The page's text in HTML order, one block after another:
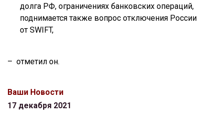
долга РФ, ограничениях банковских операций,
поднимается также вопрос отключения России
от SWIFT,
– отметил он.
Ваши Новости
17 декабря 2021